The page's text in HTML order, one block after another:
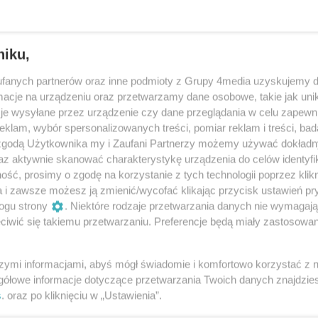
zakazy.
UCZUĆ RELIGIJNYCH
polski piłkarz na pozycji bramkarza w Pogoni
partnerów oraz inne podmioty z Grupy 4media uzyskujemy
na urządzeniu oraz przetwarzamy dane osobowe, takie jak
wysyłane przez urządzenie czy dane przeglądania w celu
wybór spersonalizowanych treści, pomiar reklam i treści,
Użytkownika my i Zaufani Partnerzy możemy używać
aktywnie skanować charakterystykę urządzenia do celów
prosimy o zgodę na korzystanie z tych technologii poprzez
i zawsze możesz ją zmienić/wycofać klikając przycisk ustawień
strony
. Niektóre rodzaje przetwarzania danych nie
się takiemu przetwarzaniu. Preferencje będą miały
informacjami, abyś mógł świadomie i komfortowo korzystać z
informacje dotyczące przetwarzania Twoich danych
. oraz po kliknięciu w „Ustawienia”.